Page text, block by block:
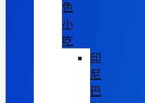
色
小
吃
印
尼
巴